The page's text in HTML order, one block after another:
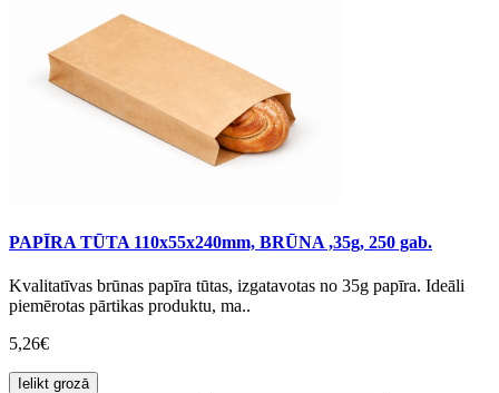
PAPĪRA TŪTA 110x55x240mm, BRŪNA ,35g, 250 gab.
Kvalitatīvas brūnas papīra tūtas, izgatavotas no 35g papīra. Ideāli
piemērotas pārtikas produktu, ma..
5,26€
Ielikt grozā